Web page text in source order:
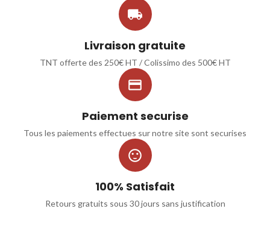

Livraison gratuite
TNT offerte des 250€ HT / Colissimo des 500€ HT

Paiement securise
Tous les paiements effectues sur notre site sont securises

100% Satisfait
Retours gratuits sous 30 jours sans justification